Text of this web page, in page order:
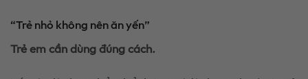
“Trẻ nhỏ không nên ăn yến”
Trẻ em cần dùng đúng cách.